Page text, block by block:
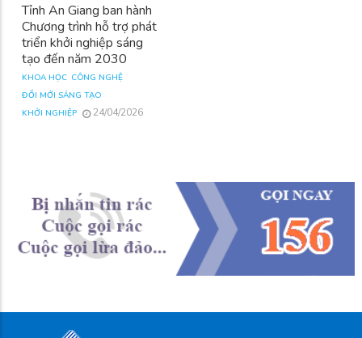
Tỉnh An Giang ban hành
Chương trình hỗ trợ phát
triển khởi nghiệp sáng
tạo đến năm 2030
KHOA HỌC CÔNG NGHỆ
ĐỔI MỚI SÁNG TẠO
KHỞI NGHIỆP
24/04/2026